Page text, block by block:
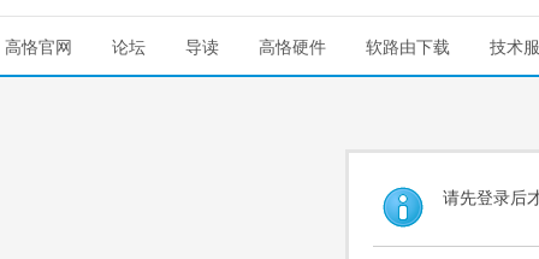
高恪官网 论坛 导读 高恪硬件 软路由下载 技术
请先登录后